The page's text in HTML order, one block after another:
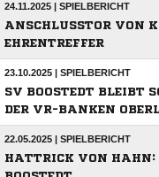
24.11.2025 | SPIELBERICHT
ANSCHLUSSTOR VON
EHRENTREFFER
23.10.2025 | SPIELBERICHT
SV BOOSTEDT BLEIBT
DER VR-BANKEN
22.05.2025 | SPIELBERICHT
HATTRICK VON HAHN: